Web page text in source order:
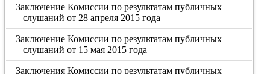
Заключение Комиссии по результатам публичных
слушаний от 28 апреля 2015 года
Заключение Комиссии по результатам публичных
слушаний от 15 мая 2015 года
Заключения Комиссии по результатам публичных